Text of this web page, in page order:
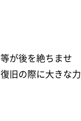
が後を絶ちませ
旧の際に大きな力